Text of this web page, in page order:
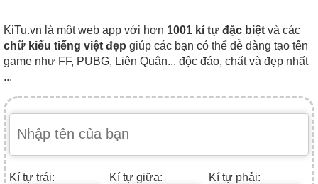
KiTu.vn là một web app với hơn 1001 kí tự đặc biệt và các
chữ kiểu tiếng việt đẹp giúp các bạn có thể dễ dàng tạo tên
game như FF, PUBG, Liên Quân... độc đáo, chất và đẹp nhất
...
Kí tự trái: Kí tự giữa: Kí tự phải: